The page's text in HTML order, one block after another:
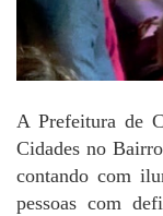
A Prefeitura de
Cidades no
contando com
pessoas com